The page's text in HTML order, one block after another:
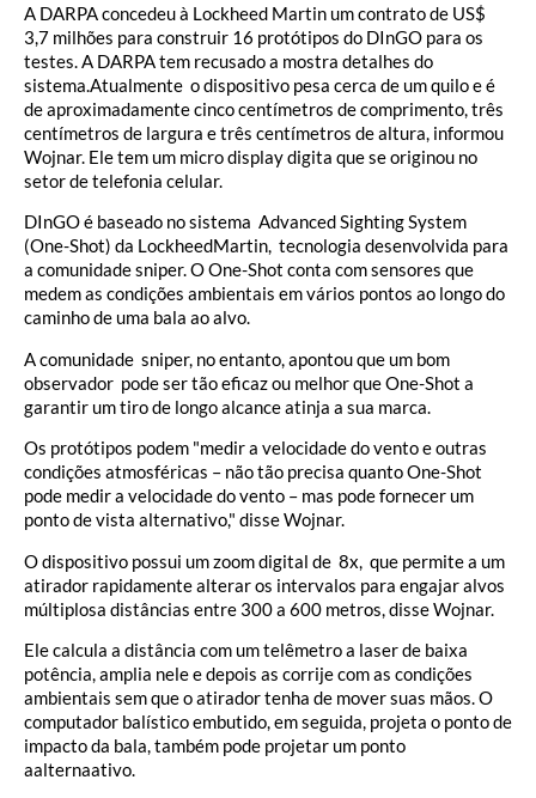
A DARPA concedeu à Lockheed Martin um contrato de US$
3,7 milhões para construir 16 protótipos do DInGO para os
testes. A DARPA tem recusado a mostra detalhes do
sistema.Atualmente o dispositivo pesa cerca de um quilo e é
de aproximadamente cinco centímetros de comprimento, três
centímetros de largura e três centímetros de altura, informou
Wojnar. Ele tem um micro display digita que se originou no
setor de telefonia celular.
DInGO é baseado no sistema Advanced Sighting System
(One-Shot) da LockheedMartin, tecnologia desenvolvida para
a comunidade sniper. O One-Shot conta com sensores que
medem as condições ambientais em vários pontos ao longo do
caminho de uma bala ao alvo.
A comunidade sniper, no entanto, apontou que um bom
observador pode ser tão eficaz ou melhor que One-Shot a
garantir um tiro de longo alcance atinja a sua marca.
Os protótipos podem "medir a velocidade do vento e outras
condições atmosféricas – não tão precisa quanto One-Shot
pode medir a velocidade do vento – mas pode fornecer um
ponto de vista alternativo," disse Wojnar.
O dispositivo possui um zoom digital de 8x, que permite a um
atirador rapidamente alterar os intervalos para engajar alvos
múltiplosa distâncias entre 300 a 600 metros, disse Wojnar.
Ele calcula a distância com um telêmetro a laser de baixa
potência, amplia nele e depois as corrije com as condições
ambientais sem que o atirador tenha de mover suas mãos. O
computador balístico embutido, em seguida, projeta o ponto de
impacto da bala, também pode projetar um ponto
aalternaativo.